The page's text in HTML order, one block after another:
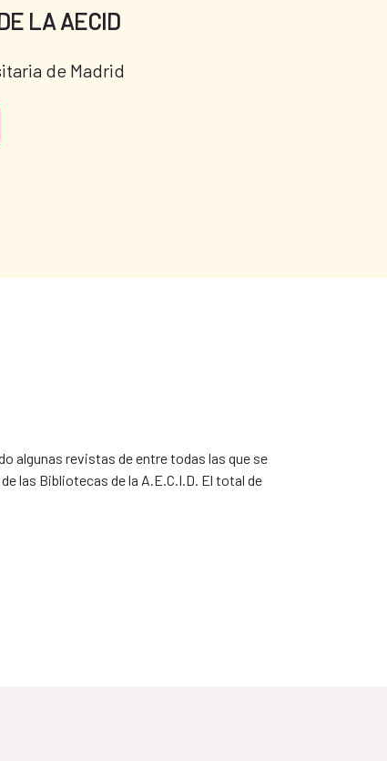
LA AECID
de Madrid
algunas revistas de entre todas las que se
las Bibliotecas de la A.E.C.I.D. El total de